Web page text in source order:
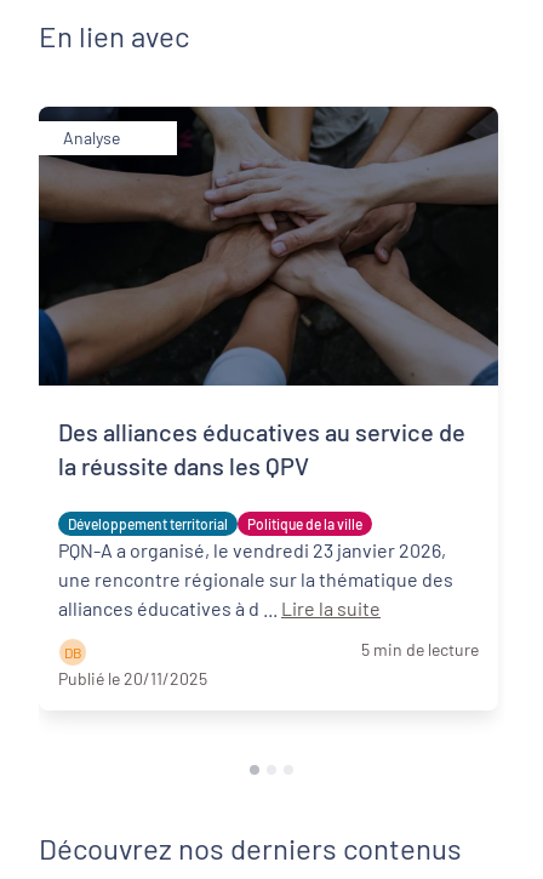
En lien avec
Analyse
Développement territorial Politique de la ville
Des alliances éducatives au service de
la réussite dans les QPV
PQN-A a organisé, le vendredi 23 janvier 2026,
une rencontre régionale sur la thématique des
Lire la suite
D B
5 min de lecture
Publié le 20/11/2025
Découvrez nos derniers contenus